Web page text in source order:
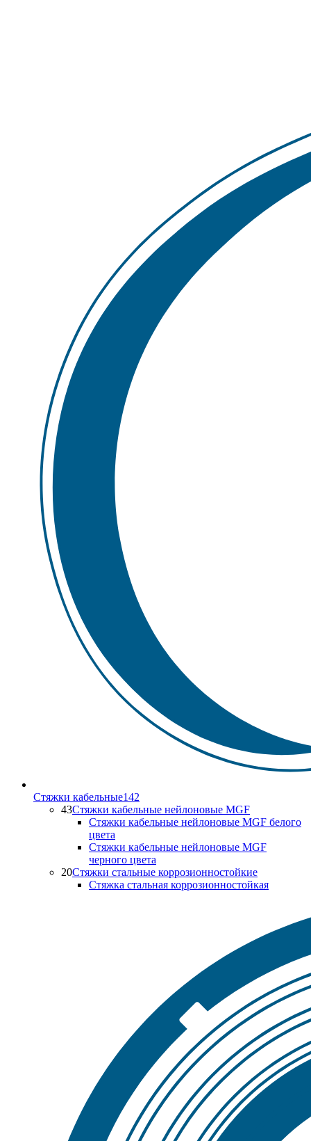
Стяжки кабельные142
43Стяжки кабельные нейлоновые MGF
Стяжки кабельные нейлоновые MGF белого
цвета
Стяжки кабельные нейлоновые MGF
черного цвета
20Стяжки стальные коррозионностойкие
Стяжка стальная коррозионностойкая